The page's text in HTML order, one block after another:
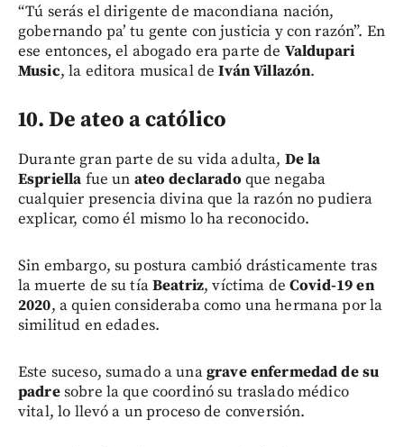
“Tú serás el dirigente de macondiana nación,
gobernando pa’ tu gente con justicia y con razón”. En
ese entonces, el abogado era parte de Valdupari
Music, la editora musical deIván Villazón.
10. De ateo a católico
Durante gran parte de su vida adulta, De la
Espriella fue un ateo declarado que negaba
cualquier presencia divina que la razón no pudiera
explicar, como él mismo lo ha reconocido.
Sin embargo, su postura cambió drásticamente tras
la muerte de su tíaBeatriz, víctima deCovid-19 en
2020, a quien consideraba como una hermana por la
similitud en edades.
Este suceso, sumado a unagrave enfermedad de su
padresobre la que coordinó su traslado médico
vital, lo llevó a un proceso de conversión.